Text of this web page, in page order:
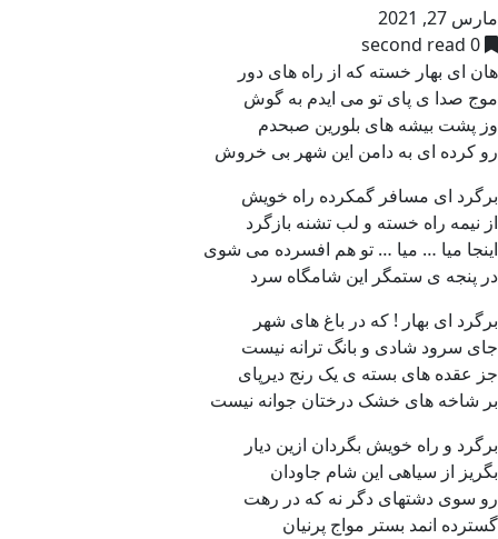
مارس 27, 2021
0 second read
هان ای بهار خسته که از راه های دور
موج صدا ی پای تو می ایدم به گوش
وز پشت بیشه های بلورین صبحدم
رو کرده ای به دامن این شهر بی خروش
برگرد ای مسافر گمکرده راه خویش
از نیمه راه خسته و لب تشنه بازگرد
اینجا میا … میا … تو هم افسرده می شوی
در پنجه ی ستمگر این شامگاه سرد
برگرد ای بهار !‌ که در باغ های شهر
جای سرود شادی و بانگ ترانه نیست
جز عقده های بسته ی یک رنج دیرپای
بر شاخه های خشک درختان جوانه نیست
برگرد و راه خویش بگردان ازین دیار
بگریز از سیاهی این شام جاودان
رو سوی دشتهای دگر نه که در رهت
گسترده انمد بستر مواج پرنیان